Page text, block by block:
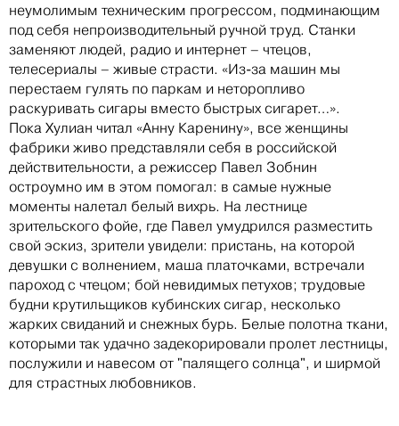
неумолимым техническим прогрессом, подминающим
под себя непроизводительный ручной труд. Станки
заменяют людей, радио и интернет – чтецов,
телесериалы – живые страсти. «Из-за машин мы
перестаем гулять по паркам и неторопливо
раскуривать сигары вместо быстрых сигарет…».
Пока Хулиан читал «Анну Каренину», все женщины
фабрики живо представляли себя в российской
действительности, а режиссер Павел Зобнин
остроумно им в этом помогал: в самые нужные
моменты налетал белый вихрь. На лестнице
зрительского фойе, где Павел умудрился разместить
свой эскиз, зрители увидели: пристань, на которой
девушки с волнением, маша платочками, встречали
пароход с чтецом; бой невидимых петухов; трудовые
будни крутильщиков кубинских сигар, несколько
жарких свиданий и снежных бурь. Белые полотна ткани,
которыми так удачно задекорировали пролет лестницы,
послужили и навесом от "палящего солнца", и ширмой
для страстных любовников.